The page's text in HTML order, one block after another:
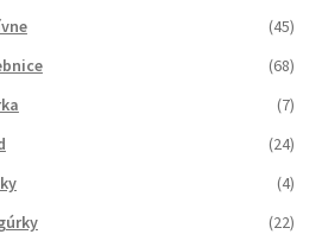
(45)
(68)
(7)
(24)
(4)
(22)